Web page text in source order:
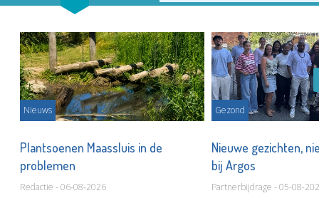
Nieuws
Plantsoenen Maassluis in de
problemen
Redactie - 06-08-2026
Gezond
Nieuwe gezichten,
bij Argos
Partnerbijdrage - 05-08-